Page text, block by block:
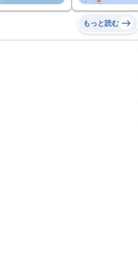
もっと読む